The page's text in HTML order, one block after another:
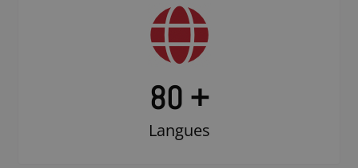
80 +
Langues